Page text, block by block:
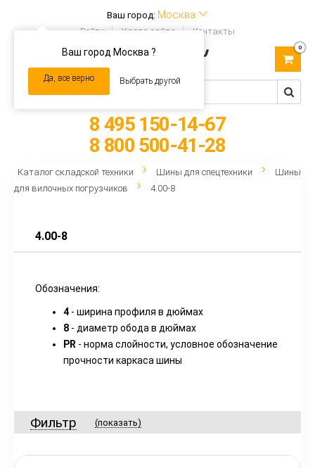
Ваш город: Москва
Ваш город Москва ?
Да, все верно Выбрать другой
Войти Карта сайта Контакты
navigation
0
8 495 150-14-67
8 800 500-41-28
Каталог складской техники Шины для спецтехники
Шины
для вилочных погрузчиков
4.00-8
4.00-8
Обозначения:
4 - ширина профиля в дюймах
8 - диаметр обода в дюймах
PR - норма слойности, условное обозначение
прочности каркаса шины
Фильтр (показать)